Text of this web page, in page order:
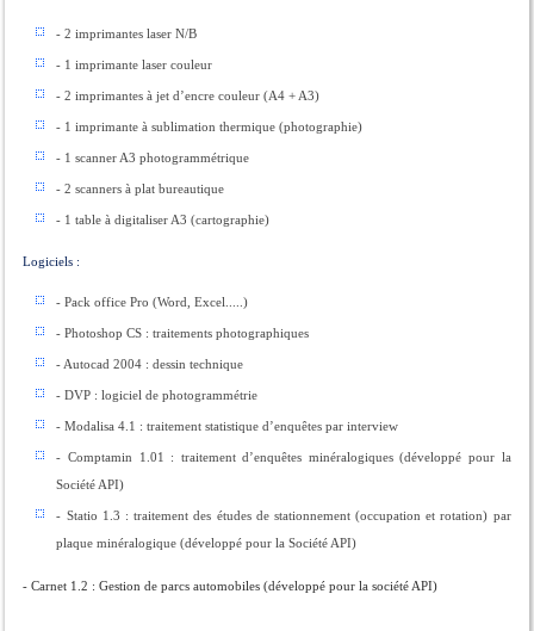
- 2 imprimantes laser N/B
- 1 imprimante laser couleur
- 2 imprimantes à jet d’encre couleur (A4 + A3)
- 1 imprimante à sublimation thermique (photographie)
- 1 scanner A3 photogrammétrique
- 2 scanners à plat bureautique
- 1 table à digitaliser A3 (cartographie)
Logiciels :
- Pack office Pro (Word, Excel.....)
- Photoshop CS : traitements photographiques
- Autocad 2004 : dessin technique
- DVP : logiciel de photogrammétrie
- Modalisa 4.1 : traitement statistique d’enquêtes par interview
- Comptamin 1.01 : traitement d’enquêtes minéralogiques (développé pour la
Société API)
- Statio 1.3 : traitement des études de stationnement (occupation et rotation) par
plaque minéralogique (développé pour la Société API)
- Carnet 1.2 : Gestion de parcs automobiles (développé pour la société API)